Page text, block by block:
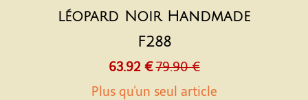
léopard Noir Handmade
F288
63.92 € 79.90 €
Plus qu'un seul article